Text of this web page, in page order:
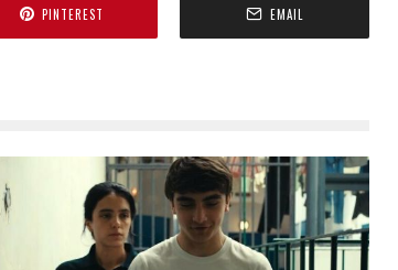
PINTEREST EMAIL